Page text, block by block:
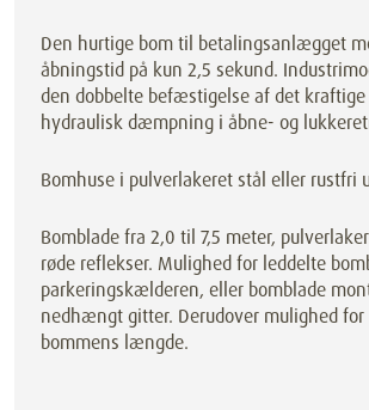
Den hurtige bom til betalingsanlægget
åbningstid på kun 2,5 sekund.
den dobbelte befæstigelse af det kraftige
hydraulisk dæmpning i åbne- og
Bomhuse i pulverlakeret stål eller rustfri
Bomblade fra 2,0 til 7,5 meter,
røde reflekser. Mulighed for leddelte
parkeringskælderen, eller bomblade
nedhængt gitter. Derudover mulighed for
bommens længde.